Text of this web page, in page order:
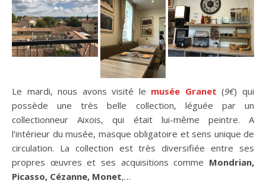
Le mardi, nous avons visité le musée Granet (9€) qui
possède une très belle collection, léguée par un
collectionneur Aixois, qui était lui-même peintre. A
l’intérieur du musée, masque obligatoire et sens unique de
circulation. La collection est très diversifiée entre ses
propres œuvres et ses acquisitions comme Mondrian,
Picasso, Cézanne, Monet,…